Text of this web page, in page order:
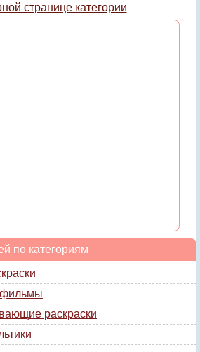
странице категории
по категориям
раскраски